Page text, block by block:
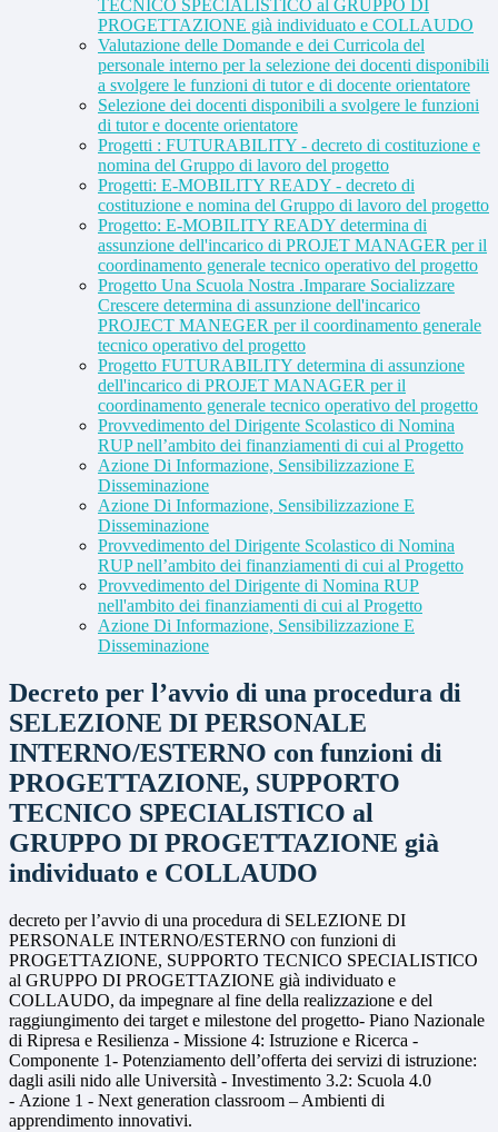
TECNICO SPECIALISTICO al GRUPPO DI
PROGETTAZIONE già individuato e COLLAUDO
Valutazione delle Domande e dei Curricola del
personale interno per la selezione dei docenti disponibili
a svolgere le funzioni di tutor e di docente orientatore
Selezione dei docenti disponibili a svolgere le funzioni
di tutor e docente orientatore
Progetti : FUTURABILITY - decreto di costituzione e
nomina del Gruppo di lavoro del progetto
Progetti: E-MOBILITY READY - decreto di
costituzione e nomina del Gruppo di lavoro del progetto
Progetto: E-MOBILITY READY determina di
assunzione dell'incarico di PROJET MANAGER per il
coordinamento generale tecnico operativo del progetto
Progetto Una Scuola Nostra .Imparare Socializzare
Crescere determina di assunzione dell'incarico
PROJECT MANEGER per il coordinamento generale
tecnico operativo del progetto
Progetto FUTURABILITY determina di assunzione
dell'incarico di PROJET MANAGER per il
coordinamento generale tecnico operativo del progetto
Provvedimento del Dirigente Scolastico di Nomina
RUP nell’ambito dei finanziamenti di cui al Progetto
Azione Di Informazione, Sensibilizzazione E
Disseminazione
Azione Di Informazione, Sensibilizzazione E
Disseminazione
Provvedimento del Dirigente Scolastico di Nomina
RUP nell’ambito dei finanziamenti di cui al Progetto
Provvedimento del Dirigente di Nomina RUP
nell'ambito dei finanziamenti di cui al Progetto
Azione Di Informazione, Sensibilizzazione E
Disseminazione
Decreto per l’avvio di una procedura di
SELEZIONE DI PERSONALE
INTERNO/ESTERNO con funzioni di
PROGETTAZIONE, SUPPORTO
TECNICO SPECIALISTICO al
GRUPPO DI PROGETTAZIONE già
individuato e COLLAUDO
decreto per l’avvio di una procedura di SELEZIONE DI
PERSONALE INTERNO/ESTERNO con funzioni di
PROGETTAZIONE, SUPPORTO TECNICO SPECIALISTICO
al GRUPPO DI PROGETTAZIONE già individuato e
COLLAUDO, da impegnare al fine della realizzazione e del
raggiungimento dei target e milestone del progetto- Piano Nazionale
di Ripresa e Resilienza - Missione 4: Istruzione e Ricerca -
Componente 1- Potenziamento dell’offerta dei servizi di istruzione:
dagli asili nido alle Università - Investimento 3.2: Scuola 4.0
- Azione 1 - Next generation classroom – Ambienti di
apprendimento innovativi.